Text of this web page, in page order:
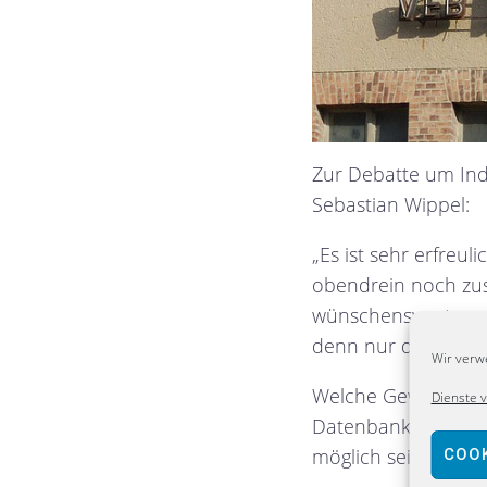
Wir
Dienste
Zur Debatte um
Sebastian Wippel:
„Es ist sehr
obendrein noch
wünschenswert,
denn nur das sorgt
Welche
Datenbank mit
möglich sein, zur